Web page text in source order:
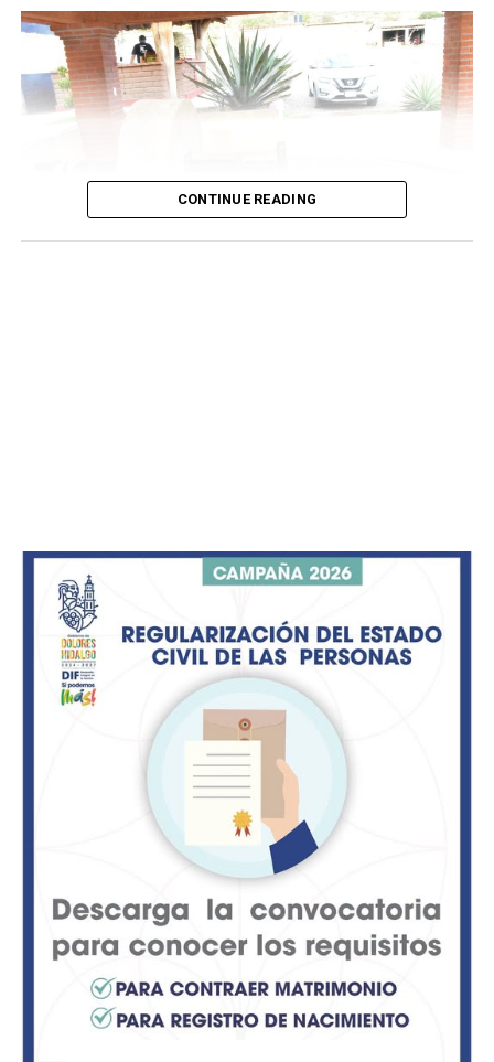
maniobra directa del presidente municipal para el resto
del periodo constituciona.
ADVERTISEMENT
Al celebrar la publicación oficial, el presidente
municipal, Manuel Montes, externó su respaldo a las
familias productoras del campo iturbidense, destacando
que el nombramiento blinda el patrimonio inmaterial
del municipio.
Con esta incorporación, San José de Iturbide se suma al
bloque geográfico protegido del estado, donde ya
figuraban municipios como San Felipe y San Luis de la
Paz, y al cual recientemente se adhirieron también
Tierra Blanca, Comonfort y Dolores Hidalgo.
Para consolidar el nombramiento y evitar que se quede
solo en el papel, la administración municipal, en
coordinación con el Consejo Regulador del Mezcal
(CRM), pondrá en marcha un plan de cuatro ejes
estratégicos:
CONTINUE READING